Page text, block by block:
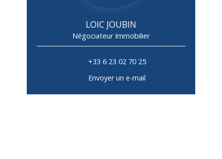
LOIC JOUBIN
Négociateur Immobilier
+33 6 23 02 70 25
Envoyer un e-mail